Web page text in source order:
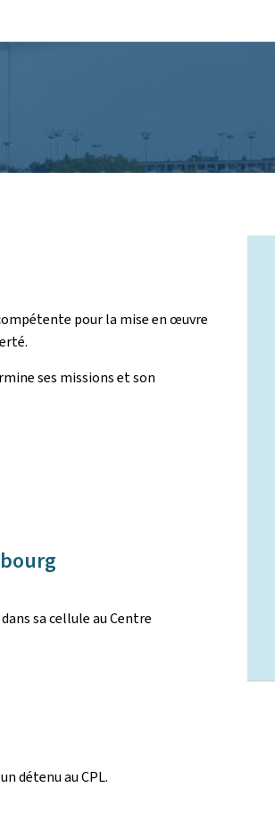
pour la mise en œuvre
ses missions et son
sa cellule au Centre
détenu au CPL.